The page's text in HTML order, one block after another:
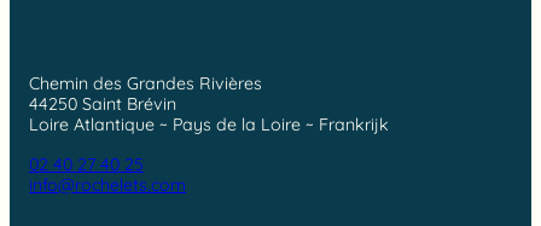
Chemin des Grandes Rivières
44250 Saint Brévin
Loire Atlantique ~ Pays de la Loire ~ Frankrijk
02 40 27 40 25
info@rochelets.com